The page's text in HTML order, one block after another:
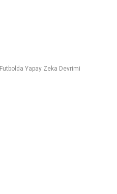
Futbolda Yapay Zeka Devrimi